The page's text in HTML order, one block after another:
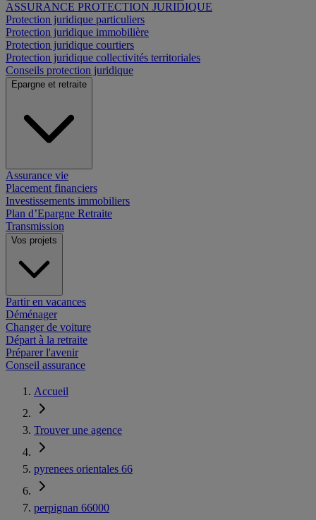
ASSURANCE PROTECTION JURIDIQUE
Protection juridique particuliers
Protection juridique immobilière
Protection juridique courtiers
Protection juridique collectivités territoriales
Conseils protection juridique
Epargne et retraite
Assurance vie
Placement financiers
Investissements immobiliers
Plan d’Epargne Retraite
Transmission
Vos projets
Partir en vacances
Déménager
Changer de voiture
Départ à la retraite
Préparer l'avenir
Conseil assurance
Accueil
Trouver une agence
pyrenees orientales 66
perpignan 66000